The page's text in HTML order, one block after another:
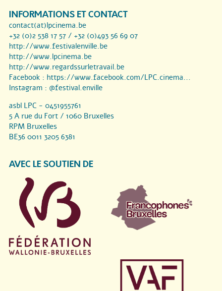
INFORMATIONS ET CONTACT
contact(at)lpcinema.be
+32 (0)2 538 17 57 / +32 (0)493 56 69 07
http://www.festivalenville.be
http://www.lpcinema.be
http://www.regardssurletravail.be
Facebook : https://www.facebook.com/LPC.cinema...
Instagram : @festival.enville
asbl LPC - 0451955761
5 A rue du Fort / 1060 Bruxelles
RPM Bruxelles
BE36 0011 3205 6381
AVEC LE SOUTIEN DE